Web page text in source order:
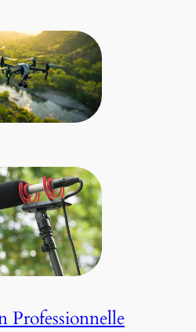
Professionnelle